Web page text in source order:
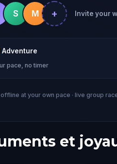
S M + Invite your
Adventure
pace, no timer
at your own pace · live group
et